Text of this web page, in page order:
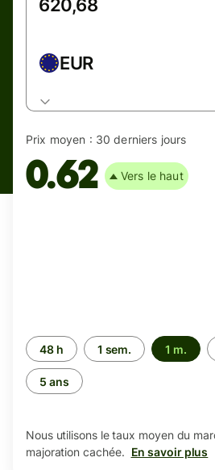
EUR
Prix moyen : 30 derniers jours
0.62 Vers le haut
Période
48 h 1 sem. 1 m.
5 ans
Nous utilisons le taux moyen du
majoration cachée. En savoir plus